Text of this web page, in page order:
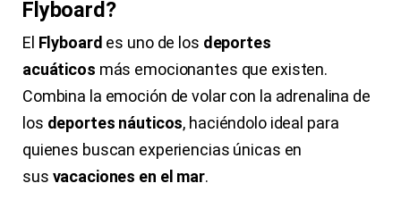
Flyboard?
El Flyboard es uno de los deportes
acuáticos más emocionantes que existen.
Combina la emoción de volar con la adrenalina de
los deportes náuticos, haciéndolo ideal para
quienes buscan experiencias únicas en
sus vacaciones en el mar.